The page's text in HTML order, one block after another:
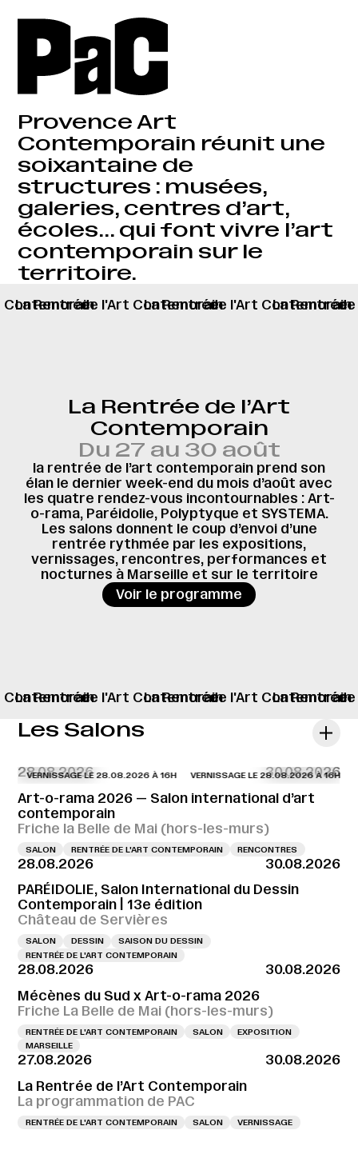
Provence Art
Contemporain réunit une
soixantaine de
structures : musées,
galeries, centres d’art,
écoles… qui font vivre l’art
contemporain sur le
territoire.
La Rentrée de l’Art
Contemporain
Du 27 au 30 août
la rentrée de l’art contemporain prend son
élan le dernier week-end du mois d’août avec
les quatre rendez-vous incontournables : Art-
o-rama, Paréidolie, Polyptyque et SYSTEMA.
Les salons donnent le coup d’envoi d’une
rentrée rythmée par les expositions,
vernissages, rencontres, performances et
nocturnes à Marseille et sur le territoire
Voir le programme
Contemorain
La Rentréede l'Art Contemorain
La Rentréede l'Art Contemorain
La Rentrée
Contemorain
La Rentréede l'Art Contemorain
La Rentréede l'Art Contemorain
La Rentrée
Les Salons
28.08.2026 30.08.2026
VERNISSAGE LE 28.08.2026 À 16H VERNISSAGE LE 28.08.2026 À 16H
Art-o-rama 2026 — Salon international d’art
contemporain
Friche la Belle de Mai (hors-les-murs)
SALON RENTRÉE DE L'ART CONTEMPORAIN RENCONTRES
28.08.2026
30.08.2026
PARÉIDOLIE, Salon International du Dessin
Contemporain | 13e édition
Château de Servières
SALON DESSIN
SAISON DU DESSIN
RENTRÉE DE L'ART CONTEMPORAIN
28.08.2026
30.08.2026
Mécènes du Sud x Art-o-rama 2026
Friche La Belle de Mai (hors-les-murs)
RENTRÉE DE L'ART CONTEMPORAIN SALON
EXPOSITION
MARSEILLE
27.08.2026
30.08.2026
La Rentrée de l’Art Contemporain
La programmation de PAC
RENTRÉE DE L'ART CONTEMPORAIN SALON VERNISSAGE